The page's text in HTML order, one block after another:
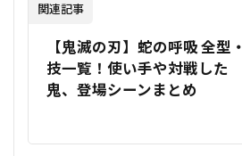
関連記事
【鬼滅の刃】蛇の呼吸 全型・
技一覧！使い手や対戦した
鬼、登場シーンまとめ